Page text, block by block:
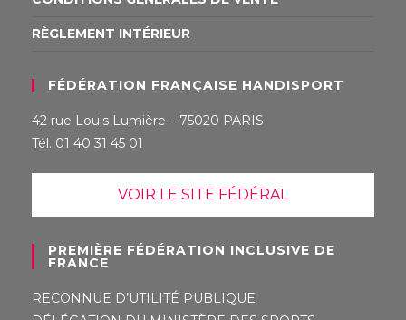
RÈGLEMENT INTÉRIEUR
FÉDÉRATION FRANÇAISE HANDISPORT
42 rue Louis Lumière – 75020 PARIS
Tél. 01 40 31 45 01
VOIR LE SITE FÉDÉRAL
PREMIÈRE FÉDÉRATION INCLUSIVE DE
FRANCE
RECONNUE D’UTILITÉ PUBLIQUE